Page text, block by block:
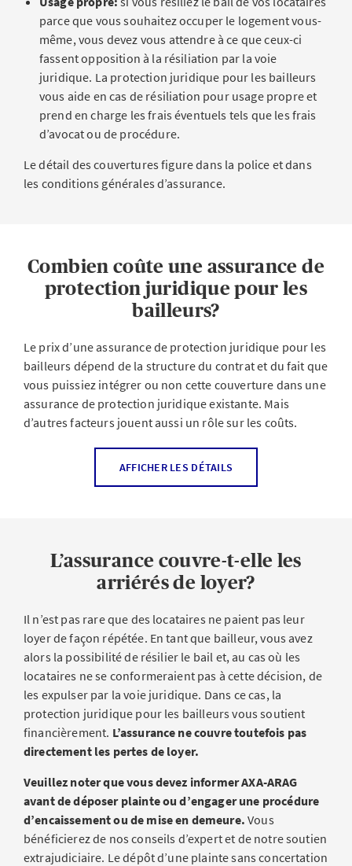
parce que vous souhaitez occuper le logement vous-
même, vous devez vous attendre à ce que ceux-ci
fassent opposition à la résiliation par la voie
juridique. La protection juridique pour les bailleurs
vous aide en cas de résiliation pour usage propre et
prend en charge les frais éventuels tels que les frais
d’avocat ou de procédure.
Le détail des couvertures figure dans la police et dans
les conditions générales d’assurance.
Combien coûte une assurance de
protection juridique pour les
bailleurs?
Le prix d’une assurance de protection juridique pour les
bailleurs dépend de la structure du contrat et du fait que
vous puissiez intégrer ou non cette couverture dans une
assurance de protection juridique existante. Mais
d’autres facteurs jouent aussi un rôle sur les coûts.
protection juridique pour les bailleurs
Facteur
Somme d’assurance
Plus la somme d’assurance que vous choisissez est élevée,
plus la prime sera élevée. Mais vous bénéficierez aussi
d’une meilleure protection.
Facteur
Profil de risque
Impact
AFFICHER LES DÉTAILS
L’assurance couvre-t-elle les
arriérés de loyer?
Il n’est pas rare que des locataires ne paient pas leur
loyer de façon répétée. En tant que bailleur, vous avez
alors la possibilité de résilier le bail et, au cas où les
locataires ne se conformeraient pas à cette décision, de
les expulser par la voie juridique. Dans ce cas, la
protection juridique pour les bailleurs vous soutient
financièrement. L’assurance ne couvre toutefois pas
directement les pertes de loyer.
Veuillez noter que vous devez informer AXA-ARAG
avant de déposer plainte ou d’engager une procédure
d’encaissement ou de mise en demeure. Vous
bénéficierez de nos conseils d’expert et de notre soutien
extrajudiciaire. Le dépôt d’une plainte sans concertation